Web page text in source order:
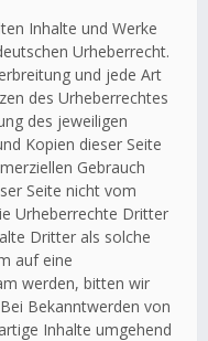
Inhalte und Werke
Urheberrecht.
und jede Art
des Urheberrechtes
des jeweiligen
Kopien dieser Seite
Gebrauch
Seite nicht vom
Urheberrechte Dritter
Dritter als solche
auf eine
werden, bitten wir
Bekanntwerden von
Inhalte umgehend